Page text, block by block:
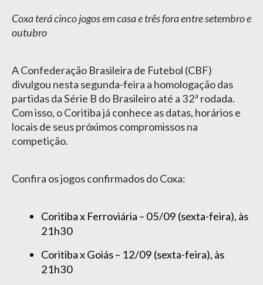
Coxa terá cinco jogos em casa e três fora entre setembro e
outubro
A Confederação Brasileira de Futebol (CBF)
divulgou nesta segunda-feira a homologação das
partidas da Série B do Brasileiro até a 32ª rodada.
Com isso, o Coritiba já conhece as datas, horários e
locais de seus próximos compromissos na
competição.
Confira os jogos confirmados do Coxa:
Coritiba x Ferroviária – 05/09 (sexta-feira), às
21h30
Coritiba x Goiás – 12/09 (sexta-feira), às
21h30